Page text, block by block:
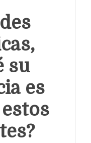
su
es